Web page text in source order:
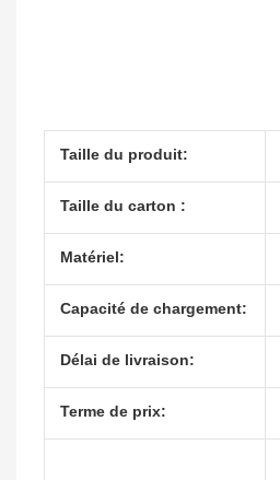
Taille du produit:
Taille du carton :
Matériel:
Capacité de chargement:
Délai de livraison:
Terme de prix: